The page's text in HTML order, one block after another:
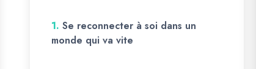
1. Se reconnecter à soi dans un
monde qui va vite